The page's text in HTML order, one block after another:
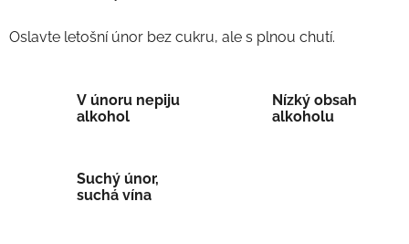
Oslavte letošní únor bez cukru, ale s plnou chutí.
V únoru nepiju
alkohol
Nízký obsah
alkoholu
Suchý únor,
suchá vína